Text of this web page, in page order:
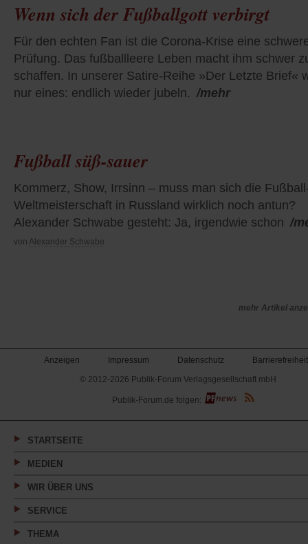
Wenn sich der Fußballgott verbirgt
Für den echten Fan ist die Corona-Krise eine
Prüfung. Das fußballleere Leben macht ihm schwer
schaffen. In unserer Satire-Reihe »Der Letzte Brief«
nur eines: endlich wieder jubeln. /mehr
Fußball süß-sauer
Kommerz, Show, Irrsinn – muss man sich die
Weltmeisterschaft in Russland wirklich noch antun?
Alexander Schwabe gesteht: Ja, irgendwie schon /
von Alexander Schwabe
mehr Artikel
Anzeigen Impressum Datenschutz
Barrierefreiheit
© 2012-2026 Publik-Forum Verlagsgesellschaft mbH
(Öffnet
in
neuen
Publik-Forum.de folgen:
STARTSEITE
MEDIEN
WIR ÜBER UNS
SERVICE
THEMA